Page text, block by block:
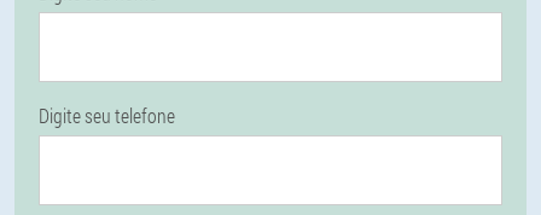
Digite seu telefone